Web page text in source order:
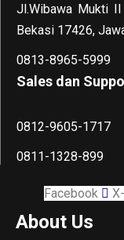
Jl.Wibawa Mukti II
Bekasi 17426,
0813-8965-5999
Sales dan
0812-9605-1717
0811-1328-899
Facebook
About Us